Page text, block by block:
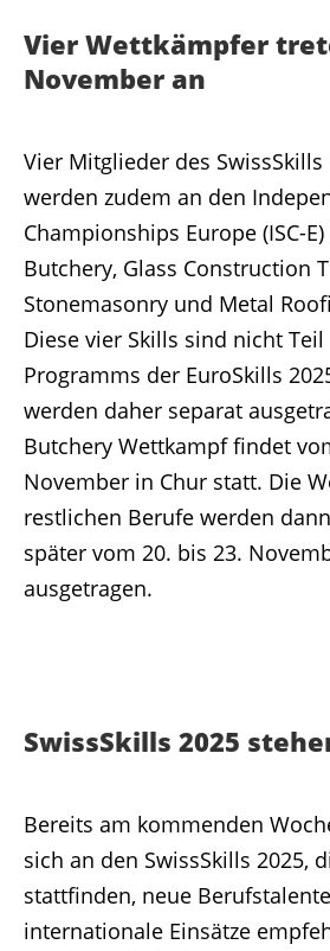
Vier Wettkämpfer
November an
Vier Mitglieder des
werden zudem an den
Championships Europe (ISC-
Butchery, Glass Construction
Stonemasonry und Metal
Diese vier Skills sind nicht
Programms der EuroSkills
werden daher separat
Butchery Wettkampf findet
November in Chur statt. Die
restlichen Berufe werden
später vom 20. bis 23.
ausgetragen.
SwissSkills 2025
Bereits am kommenden
sich an den SwissSkills 2025,
stattfinden, neue
internationale Einsätze